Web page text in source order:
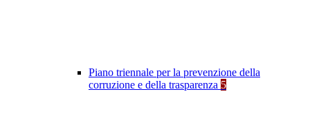
Piano triennale per la prevenzione della
corruzione e della trasparenza 5